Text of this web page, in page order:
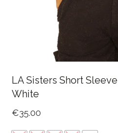
LA Sisters Short
White
€35.00